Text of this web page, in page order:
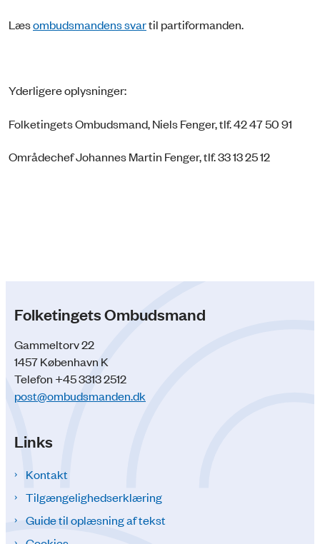
Læsombudsmandens svartil partiformanden.
Yderligere oplysninger:
Folketingets Ombudsmand, Niels Fenger, tlf. 42 47 50 91
Områdechef Johannes Martin Fenger, tlf. 33 13 25 12
Folketingets Ombudsmand
Gammeltorv 22
1457 København K
Telefon +45 3313 2512
post@ombudsmanden.dk
Links
Kontakt
Tilgængelighedserklæring
Guide til oplæsning af tekst